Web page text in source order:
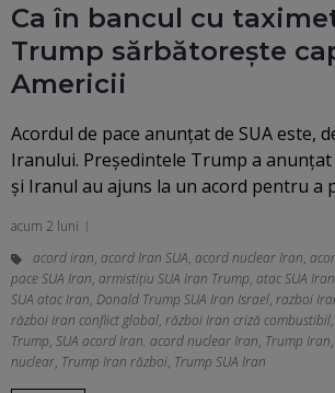
Ca în bancul cu
Trump sărbătorește
Americii
Acordul de pace anunțat de SUA este,
Iranului. Președintele Trump a anunțat
și Iranul au ajuns la un acord pentru a
acum 2 luni
acord iran, acord Iran SUA, acord nuclear Iran,
pace SUA Iran, armistițiu SUA Iran Trump, atac SUA
SUA atac Iran, Donald Trump SUA Iran Israel, razboi
război Iran conflict global, război Iran criză combustibil,
Trump, SUA acord Iran. acord nuclear Iran, Trump Iran,
nuclear, Trump Iran război, Trump SUA Iran